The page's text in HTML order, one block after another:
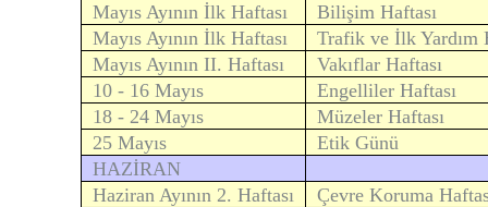
Mayıs Ayının İlk Haftası
Bilişim Haftası
Mayıs Ayının İlk Haftası
Trafik ve İlk Yardım
Mayıs Ayının II. Haftası
Vakıflar Haftası
10 - 16 Mayıs
Engelliler Haftası
18 - 24 Mayıs
Müzeler Haftası
25 Mayıs
Etik Günü
HAZİRAN
Haziran Ayının 2. Haftası
Çevre Koruma